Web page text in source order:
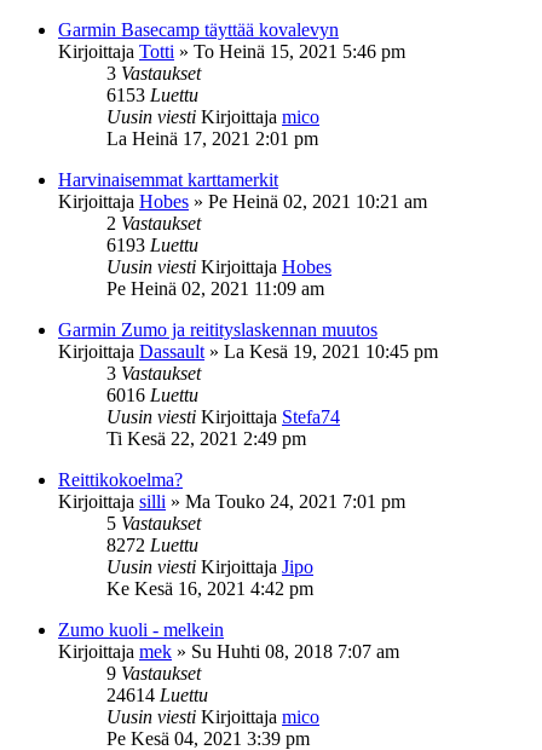
Garmin Basecamp täyttää kovalevyn
Kirjoittaja Totti » To Heinä 15, 2021 5:46 pm
3 Vastaukset
6153 Luettu
Uusin viesti Kirjoittaja mico
La Heinä 17, 2021 2:01 pm
Harvinaisemmat karttamerkit
Kirjoittaja Hobes » Pe Heinä 02, 2021 10:21 am
2 Vastaukset
6193 Luettu
Uusin viesti Kirjoittaja Hobes
Pe Heinä 02, 2021 11:09 am
Garmin Zumo ja reitityslaskennan muutos
Kirjoittaja Dassault » La Kesä 19, 2021 10:45 pm
3 Vastaukset
6016 Luettu
Uusin viesti Kirjoittaja Stefa74
Ti Kesä 22, 2021 2:49 pm
Reittikokoelma?
Kirjoittaja silli » Ma Touko 24, 2021 7:01 pm
5 Vastaukset
8272 Luettu
Uusin viesti Kirjoittaja Jipo
Ke Kesä 16, 2021 4:42 pm
Zumo kuoli - melkein
Kirjoittaja mek » Su Huhti 08, 2018 7:07 am
9 Vastaukset
24614 Luettu
Uusin viesti Kirjoittaja mico
Pe Kesä 04, 2021 3:39 pm